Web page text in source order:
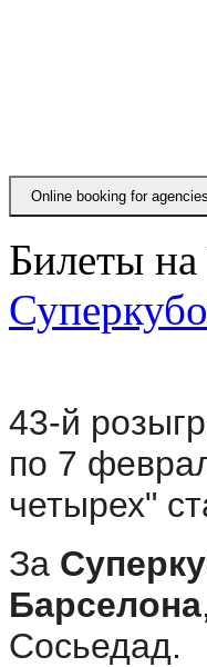
Online booking for agenciesㅤ
Билеты
43-й
по 7
четырех"
За
Барселона
Сосьедад.